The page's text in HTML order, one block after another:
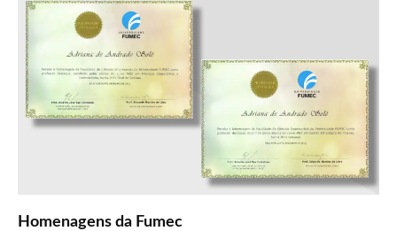
Homenagens da Fumec